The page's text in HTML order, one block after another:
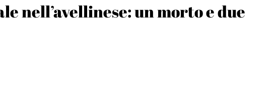
nell’avellinese: un morto e due